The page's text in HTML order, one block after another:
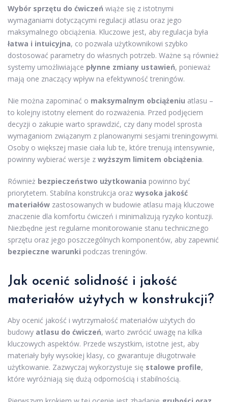
Wybór sprzętu do ćwiczeń wiąże się z istotnymi
wymaganiami dotyczącymi regulacji atlasu oraz jego
maksymalnego obciążenia. Kluczowe jest, aby regulacja była
łatwa i intuicyjna, co pozwala użytkownikowi szybko
dostosować parametry do własnych potrzeb. Ważne są również
systemy umożliwiające płynne zmiany ustawień, ponieważ
mają one znaczący wpływ na efektywność treningów.
Nie można zapominać o maksymalnym obciążeniu atlasu –
to kolejny istotny element do rozważenia. Przed podjęciem
decyzji o zakupie warto sprawdzić, czy dany model sprosta
wymaganiom związanym z planowanymi sesjami treningowymi.
Osoby o większej masie ciała lub te, które trenują intensywnie,
powinny wybierać wersje z wyższym limitem obciążenia.
Również bezpieczeństwo użytkowania powinno być
priorytetem. Stabilna konstrukcja oraz wysoka jakość
materiałów zastosowanych w budowie atlasu mają kluczowe
znaczenie dla komfortu ćwiczeń i minimalizują ryzyko kontuzji.
Niezbędne jest regularne monitorowanie stanu technicznego
sprzętu oraz jego poszczególnych komponentów, aby zapewnić
bezpieczne warunki podczas treningów.
Jak ocenić solidność i jakość
materiałów użytych w konstrukcji?
Aby ocenić jakość i wytrzymałość materiałów użytych do
budowy atlasu do ćwiczeń, warto zwrócić uwagę na kilka
kluczowych aspektów. Przede wszystkim, istotne jest, aby
materiały były wysokiej klasy, co gwarantuje długotrwałe
użytkowanie. Zazwyczaj wykorzystuje się stalowe profile,
które wyróżniają się dużą odpornością i stabilnością.